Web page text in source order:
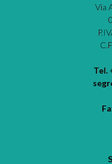
Via
Tel.